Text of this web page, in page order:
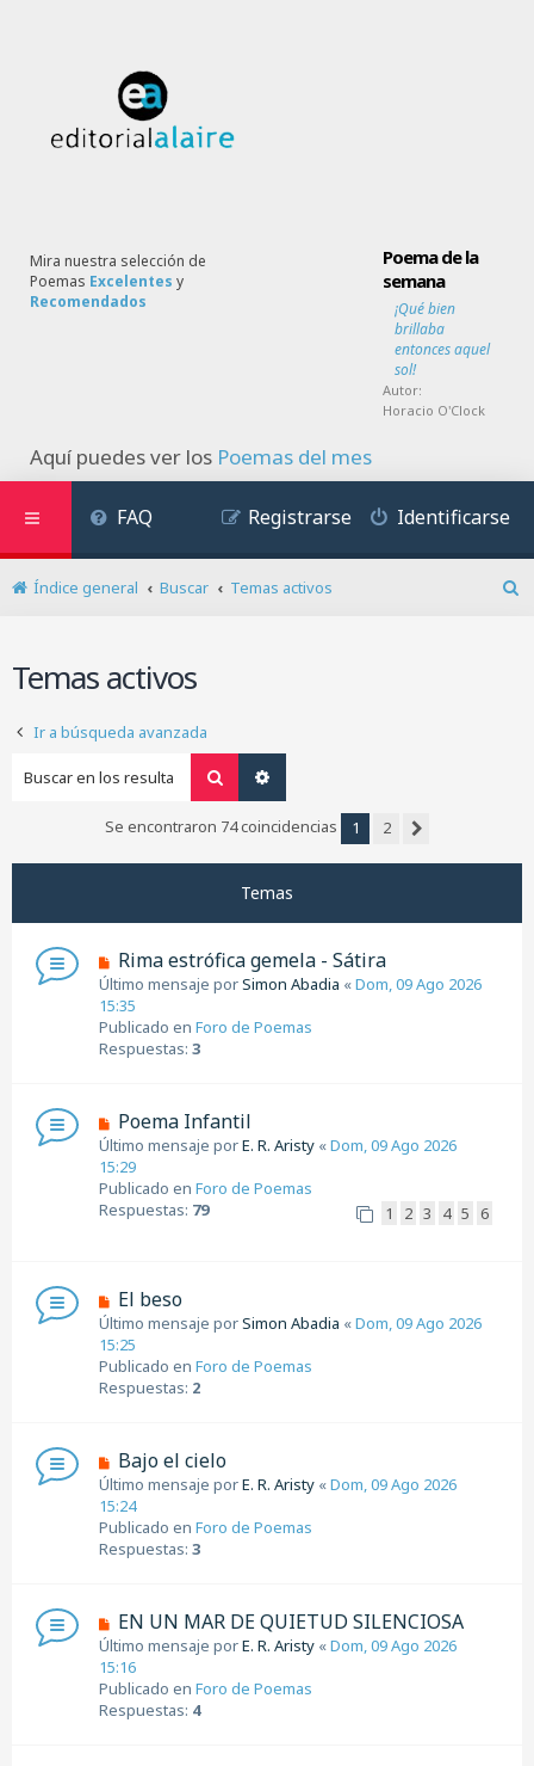
Mira nuestra selección de
Poemas Excelentes y
Recomendados
Poema de la
semana
¡Qué bien
brillaba
entonces aquel
sol!
Autor:
Horacio O'Clock
Aquí puedes ver los Poemas del mes
FAQ Identificarse
Registrarse
Índice general Buscar
Temas activos
Temas activos
Ir a búsqueda avanzada
Buscar
Se encontraron 74 coincidencias 1
2
Temas
N
u
e
v
o
s
a
j
e
Rima estrófica gemela - Sátira
Último mensaje porSimon Abadia «Dom, 09 Ago 2026
15:35
Publicado en Foro de Poemas
Respuestas: 3
N
u
e
v
o
s
a
j
e
Poema Infantil
Último mensaje porE. R. Aristy «Dom, 09 Ago 2026
15:29
Publicado en Foro de Poemas
Respuestas: 79 1 2 3 4 5 6
N
u
e
v
o
s
a
j
e
El beso
Último mensaje porSimon Abadia «Dom, 09 Ago 2026
15:25
Publicado en Foro de Poemas
Respuestas: 2
N
u
e
v
o
s
a
j
e
Bajo el cielo
Último mensaje porE. R. Aristy «Dom, 09 Ago 2026
15:24
Publicado en Foro de Poemas
Respuestas: 3
N
u
e
v
o
EN UN MAR DE QUIETUD SILENCIOSA
Último mensaje porE. R. Aristy «Dom, 09 Ago 2026
15:16
Publicado en Foro de Poemas
Respuestas: 4